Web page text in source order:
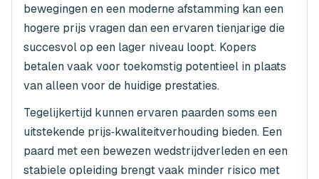
bewegingen en een moderne afstamming kan een
hogere prijs vragen dan een ervaren tienjarige die
succesvol op een lager niveau loopt. Kopers
betalen vaak voor toekomstig potentieel in plaats
van alleen voor de huidige prestaties.
Tegelijkertijd kunnen ervaren paarden soms een
uitstekende prijs‑kwaliteitverhouding bieden. Een
paard met een bewezen wedstrijdverleden en een
stabiele opleiding brengt vaak minder risico met